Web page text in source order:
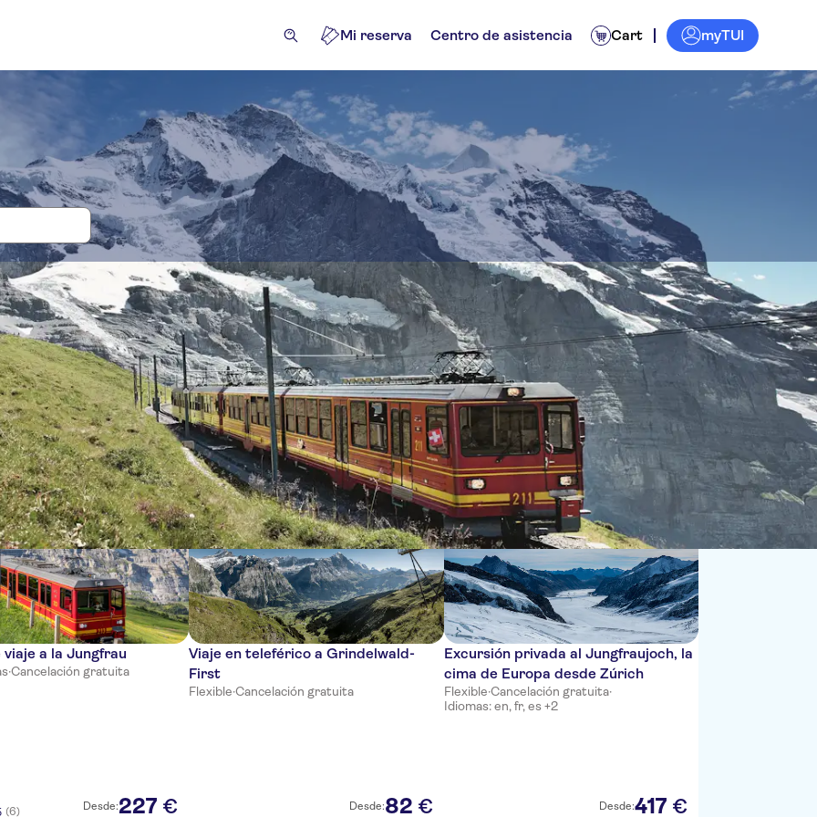
Mi reserva Centro de asistencia Cart myTUI
y visitas guiadas para Jungfraujoch
de un día Actividades Atracciones y visitas guiadas
Ordenar por:
a la Jungfrau
·Cancelación gratuita
(6) Desde:227 €
Viaje en teleférico a Grindelwald-
First
Flexible·Cancelación gratuita
Desde:82 €
Excursión privada al Jungfraujoch, la
cima de Europa desde Zúrich
Flexible·Cancelación gratuita·
Idiomas: en, fr, es +2
Desde:417 €